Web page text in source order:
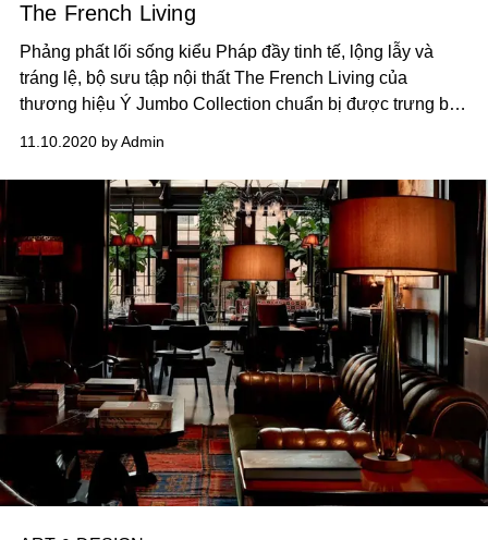
The French Living
Phảng phất lối sống kiểu Pháp đầy tinh tế, lộng lẫy và
tráng lệ, bộ sưu tập nội thất The French Living của
thương hiệu Ý Jumbo Collection chuẩn bị được trưng bày
11.10.2020 by Admin